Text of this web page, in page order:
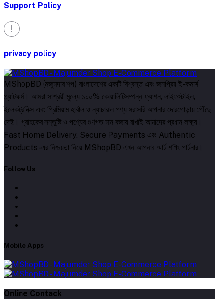
Support Policy
privacy policy
MShopBD (মজুমদার শপ) বাংলাদেশের একটি বিশ্বস্ত এবং জনপ্রিয় ই-কমার্স
প্ল্যাটফর্ম। আমরা সাশ্রয়ী মূল্যে ১০০% কোয়ালিটিসম্পন্ন ফ্যাশন, লাইফস্টাইল,
ইলেকট্রনিক্স এবং প্রিমিয়াম হার্বাল ও ন্যাচারাল পণ্য সরাসরি আপনার দোরগোড়ায় পৌঁছে
দেই। গ্রাহকের সন্তুষ্টি ও পণ্যের গুণগত মান বজায় রাখাই আমাদের প্রধান লক্ষ্য।
Fast Home Delivery, Secure Payments এবং Authentic
Products-এর নিশ্চয়তা নিয়ে MShopBD এখন আপনার স্মার্ট শপিং পার্টনার।
Follow Us
Mobile Apps
Online Contack